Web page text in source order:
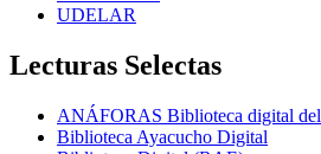
UDELAR
Lecturas Selectas
ANÁFORAS Biblioteca digital
Biblioteca Ayacucho Digital